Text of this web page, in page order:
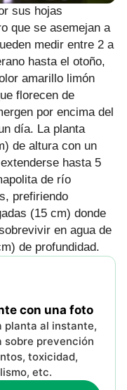
sus hojas
que se asemejan a
medir entre 2 a
hasta el otoño,
amarillo limón
florecen de
por encima del
día. La planta
de altura con un
hasta 5
de río
prefiriendo
(15 cm) donde
en agua de
de profundidad.
con una foto
planta al instante,
sobre prevención
toxicidad,
etc.